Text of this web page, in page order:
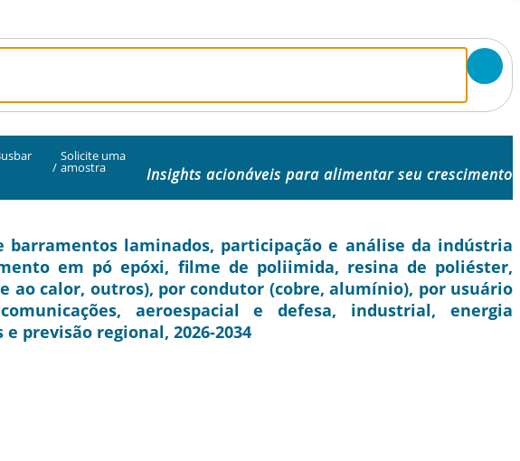
/
Solicite uma
amostra Insights acionáveis ​​para alimentar seu crescimento
barramentos laminados, participação e análise da indústria
em pó epóxi, filme de poliimida, resina de poliéster,
ao calor, outros), por condutor (cobre, alumínio), por usuário
aeroespacial e defesa, industrial, energia
previsão regional, 2026-2034